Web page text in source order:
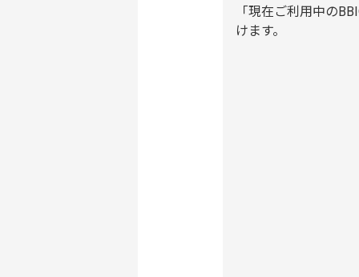
「現在ご利用中の
けます。